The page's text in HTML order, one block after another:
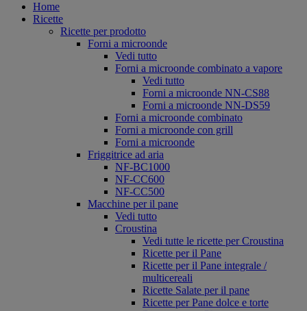
Home
Ricette
Ricette per prodotto
Forni a microonde
Vedi tutto
Forni a microonde combinato a vapore
Vedi tutto
Forni a microonde NN-CS88
Forni a microonde NN-DS59
Forni a microonde combinato
Forni a microonde con grill
Forni a microonde
Friggitrice ad aria
NF-BC1000
NF-CC600
NF-CC500
Macchine per il pane
Vedi tutto
Croustina
Vedi tutte le ricette per Croustina
Ricette per il Pane
Ricette per il Pane integrale /
multicereali
Ricette Salate per il pane
Ricette per Pane dolce e torte